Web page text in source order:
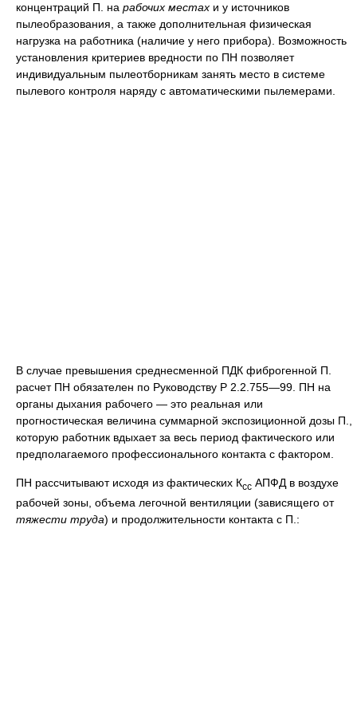
концентраций П. на рабочих местах и у источников
пылеобразования, а также дополнительная физическая
нагрузка на работника (наличие у него прибора). Возможность
установления критериев вредности по ПН позволяет
индивидуальным пылеотборникам занять место в системе
пылевого контроля наряду с автоматическими пылемерами.
В случае превышения среднесменной ПДК фиброгенной П.
расчет ПН обязателен по Руководству Р 2.2.755—99. ПН на
органы дыхания рабочего — это реальная или
прогностическая величина суммарной экспозиционной дозы П.,
которую работник вдыхает за весь период фактического или
предполагаемого профессионального контакта с фактором.
ПН рассчитывают исходя из фактических Ксс АПФД в воздухе
рабочей зоны, объема легочной вентиляции (зависящего от
тяжести труда) и продолжительности контакта с П.: